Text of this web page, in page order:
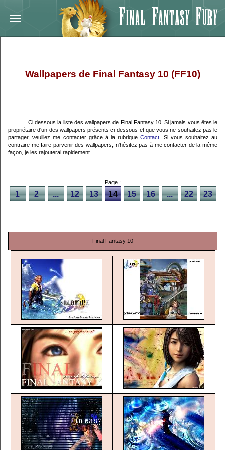
Wallpapers de Final Fantasy 10 (FF10)
Ci dessous la liste des wallpapers de Final Fantasy 10. Si jamais vous êtes le
propriétaire d'un des wallpapers présents ci-dessous et que vous ne souhaitez pas le
partager, veuillez me contacter grâce à la rubriqueContact . Si vous souhaitez au
contraire me faire parvenir des wallpapers, n'hésitez pas à me contacter de la même
façon, je les rajouterai rapidement.
Page :
1 2 ... 12 13 14 15 16 ... 22 23
Final Fantasy 10